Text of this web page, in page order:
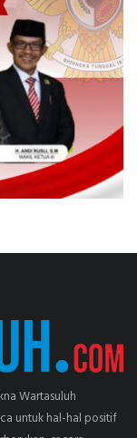
Wartasuluh
untuk hal-hal positif